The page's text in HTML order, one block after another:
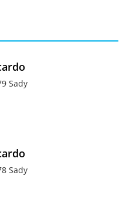
Sady
Sady